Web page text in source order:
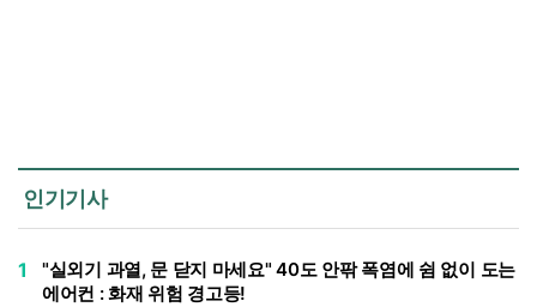
인기기사
1
"실외기 과열, 문 닫지 마세요" 40도 안팎 폭염에 쉼 없이 도는
에어컨 : 화재 위험 경고등!